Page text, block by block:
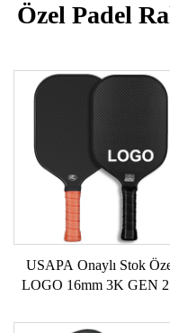
Özel Padel
USAPA Onaylı Stok
LOGO 16mm 3K GEN
Yüzeyi T700 Ham